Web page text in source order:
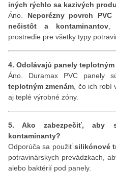
iných rýchlo sa kazivých
Áno. Neporézny povrch
nečistôt a kontaminantov ,
prostredie pre všetky typy
4. Odolávajú panely
Áno. Duramax PVC panely
teplotným zmenám , čo ich
aj teplé výrobné zóny.
5. Ako zabezpečiť, aby
kontaminanty?
Odporúča sa použiťsilikónové
potravinárskych prevádzkach,
alebo baktérií pod panely.